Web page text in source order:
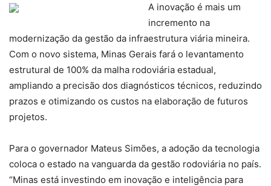
A inovação é mais um
incremento na
modernização da gestão da infraestrutura viária mineira.
Com o novo sistema, Minas Gerais fará o levantamento
estrutural de 100% da malha rodoviária estadual,
ampliando a precisão dos diagnósticos técnicos, reduzindo
prazos e otimizando os custos na elaboração de futuros
projetos.
Para o governador Mateus Simões, a adoção da tecnologia
coloca o estado na vanguarda da gestão rodoviária no país.
“Minas está investindo em inovação e inteligência para